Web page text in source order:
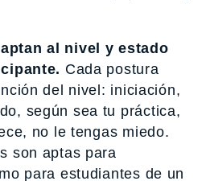
al nivel y estado
Cada postura
del nivel: iniciación,
según sea tu práctica,
no le tengas miedo.
son aptas para
para estudiantes de un